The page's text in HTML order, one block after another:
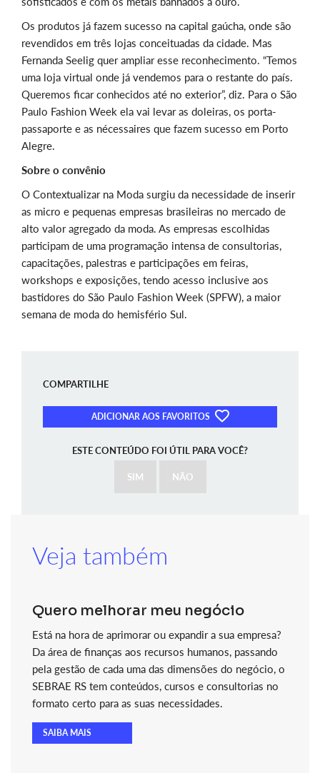
Os produtos já fazem sucesso na capital gaúcha, onde são
revendidos em três lojas conceituadas da cidade. Mas
Fernanda Seelig quer ampliar esse reconhecimento. “Temos
uma loja virtual onde já vendemos para o restante do país.
Queremos ficar conhecidos até no exterior”, diz. Para o São
Paulo Fashion Week ela vai levar as doleiras, os porta-
passaporte e as nécessaires que fazem sucesso em Porto
Alegre.
Sobre o convênio
O Contextualizar na Moda surgiu da necessidade de inserir
as micro e pequenas empresas brasileiras no mercado de
alto valor agregado da moda. As empresas escolhidas
participam de uma programação intensa de consultorias,
capacitações, palestras e participações em feiras,
workshops e exposições, tendo acesso inclusive aos
bastidores do São Paulo Fashion Week (SPFW), a maior
semana de moda do hemisfério Sul.
COMPARTILHE
ADICIONAR AOS FAVORITOS
ESTE CONTEÚDO FOI ÚTIL PARA VOCÊ?
SIM NÃO
Veja também
Quero melhorar meu negócio
Está na hora de aprimorar ou expandir a sua empresa?
Da área de finanças aos recursos humanos, passando
pela gestão de cada uma das dimensões do negócio, o
SEBRAE RS tem conteúdos, cursos e consultorias no
formato certo para as suas necessidades.
SAIBA MAIS